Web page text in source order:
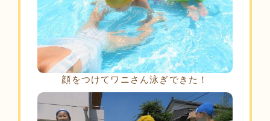
顔をつけてワニさん泳ぎできた！